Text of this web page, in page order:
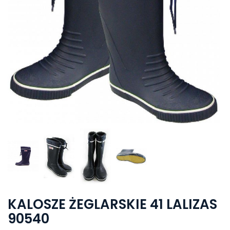
KALOSZE ŻEGLARSKIE 41 LALIZAS
90540